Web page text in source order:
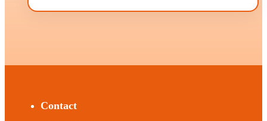
Contact